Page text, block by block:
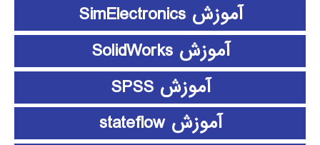
آموزش SimElectronics
آموزش SolidWorks
آموزش SPSS
آموزش stateflow